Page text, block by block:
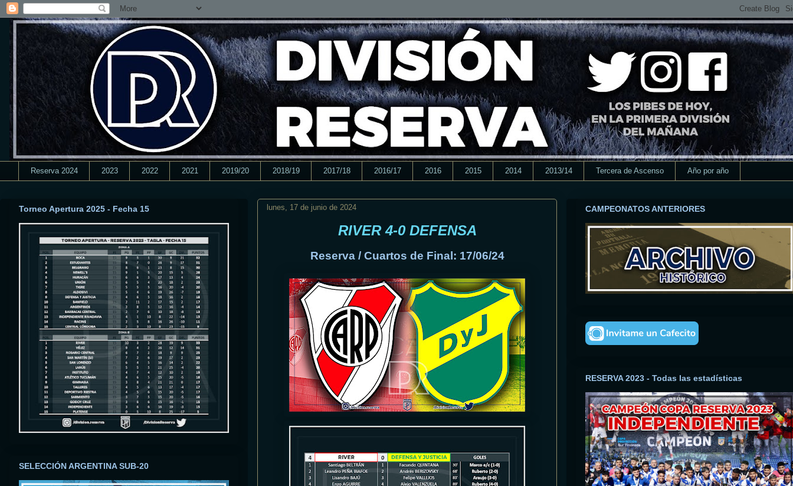
Reserva 2024 2023 2022 2021 2019/20 2018/19 2017/18 2016/17 2016 2015 2014 2013/14 Tercera de Ascenso Año por año
lunes, 17 de junio de 2024
RIVER 4-0 DEFENSA
Reserva / Cuartos de Final: 17/06/24
Torneo Apertura 2025 - Fecha 15
SELECCIÓN ARGENTINA SUB-20
CAMPEONATOS ANTERIORES
RESERVA 2023 - Todas las estadísticas